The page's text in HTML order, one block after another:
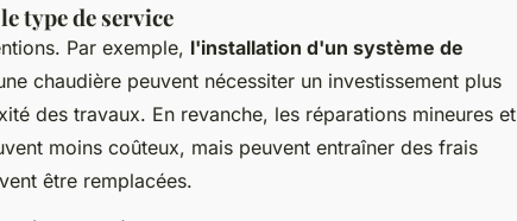
type de service
Par exemple, l'installation d'un système de
chaudière peuvent nécessiter un investissement plus
des travaux. En revanche, les réparations mineures et
moins coûteux, mais peuvent entraîner des frais
être remplacées.